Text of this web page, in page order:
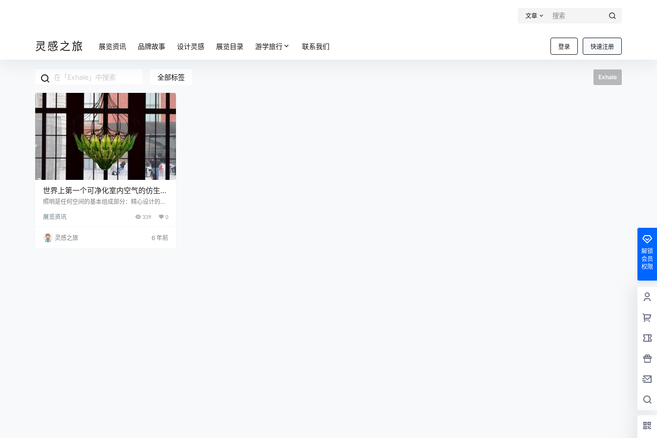
文章
灵感之旅 登录 快速注册
展览资讯 品牌故事 设计灵感 展览目录 游学旅行 联系我们
全部标签 Exhale
世界上第一个可净化室内空气的仿生吊
灯:Exhale枝形吊灯
照明是任何空间的基本组成部分：精心设计的照
化空气呢？正是从这个前提开始，发明家朱利安·
e"吊灯。 多年来，发明家和生物工程师朱利安·
梅尔基奥里（Julian Melchiorri）一直在探索生
展览资讯 339 0
灵感之旅
6 年前
解锁
会员
权限